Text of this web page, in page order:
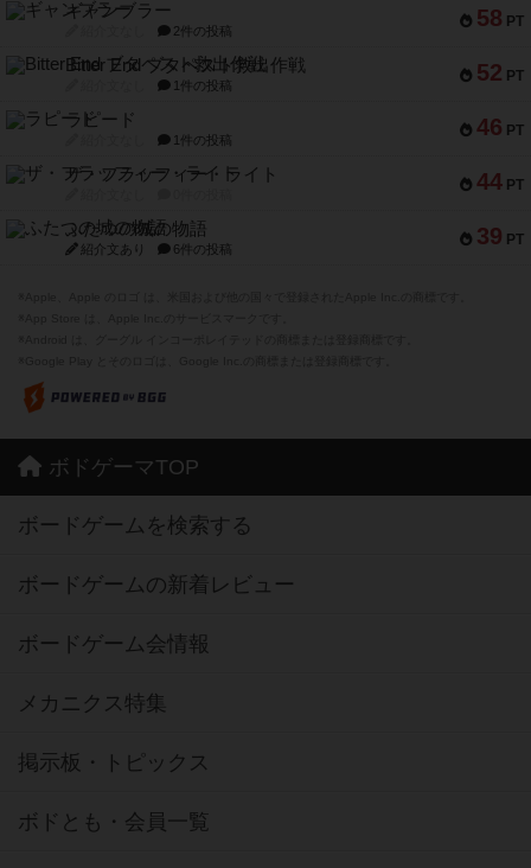
58 PT
ギャンブラー
2件の投稿
52 PT
Bitter End ブタペスト救出作戦
1件の投稿
46 PT
ラピード
1件の投稿
44 PT
ザ・フラッフィー・ライト
39 PT
ふたつの城の物語
紹介文あり 6件の投稿
ボドゲーマTOP
ボードゲームを検索する
ボードゲームの新着レビュー
ボードゲーム会情報
メカニクス特集
掲示板・トピックス
ボドとも・会員一覧